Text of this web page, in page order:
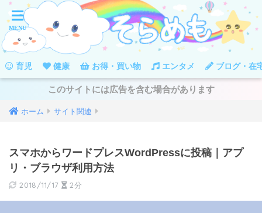
育児 健康 お得・買い物 エンタメ ブログ・在
このサイトには広告を含む場合があります
ホーム サイト関連
スマホからワードプレスWordPressに投稿｜アプ
リ・ブラウザ利用方法
2018/11/17 2分